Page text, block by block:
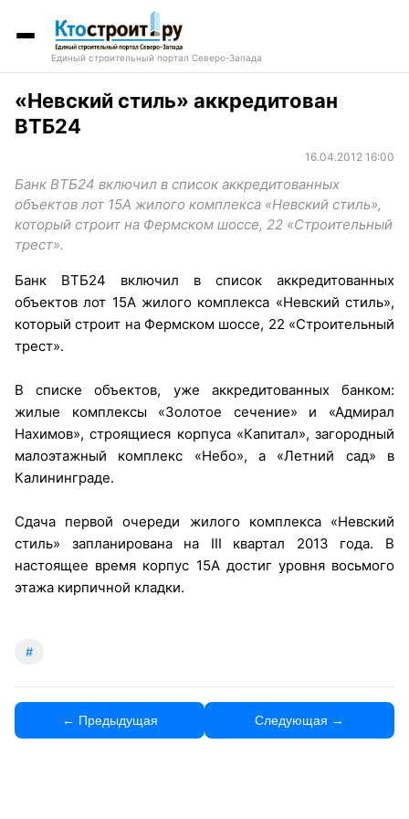
Единый строительный портал Северо-Запада
«Невский стиль» аккредитован
ВТБ24
16.04.2012 16:00
Банк ВТБ24 включил в список аккредитованных
объектов лот 15А жилого комплекса «Невский стиль»,
который строит на Фермском шоссе, 22 «Строительный
трест».
Банк ВТБ24 включил в список аккредитованных
объектов лот 15А жилого комплекса «Невский стиль»,
который строит на Фермском шоссе, 22 «Строительный
трест».
В списке объектов, уже аккредитованных банком:
жилые комплексы «Золотое сечение» и «Адмирал
Нахимов», строящиеся корпуса «Капитал», загородный
малоэтажный комплекс «Небо», а «Летний сад» в
Калининграде.
Сдача первой очереди жилого комплекса «Невский
стиль» запланирована на III квартал 2013 года. В
настоящее время корпус 15А достиг уровня восьмого
этажа кирпичной кладки.
#
← Предыдущая Следующая →